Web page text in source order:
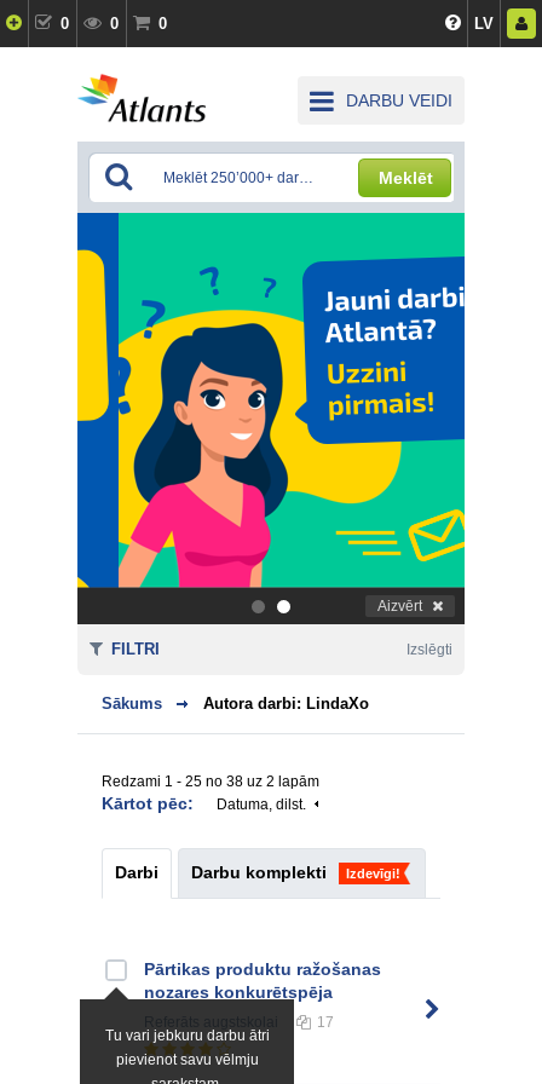
0 0 0 LV
DARBU VEIDI
Meklēt
. Aizvērt
Sākums Autora darbi: LindaXo
Redzami 1 - 25 no 38 uz 2 lapām
Kārtot pēc: Datuma, dilst.
Darbi Darbu komplekti Izdevīgi!
Tu vari jebkuru darbu ātri
pievienot savu vēlmju
Pārtikas produktu ražošanas
nozares konkurētspēja
17
FILTRI Izslēgti